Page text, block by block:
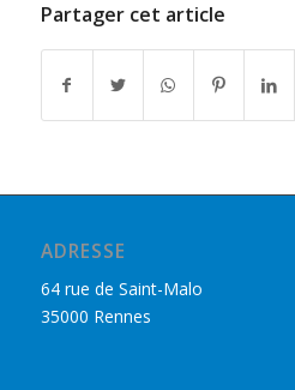
Partager cet article
ADRESSE
64 rue de Saint-Malo
35000 Rennes